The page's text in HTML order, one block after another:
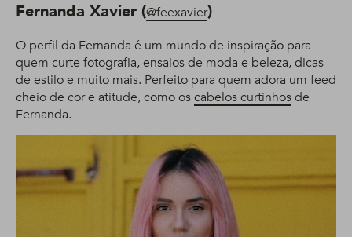
Fernanda Xavier (@feexavier)
O perfil da Fernanda é um mundo de inspiração para
quem curte fotografia, ensaios de moda e beleza, dicas
de estilo e muito mais. Perfeito para quem adora um feed
cheio de cor e atitude, como oscabelos curtinhosde
Fernanda.